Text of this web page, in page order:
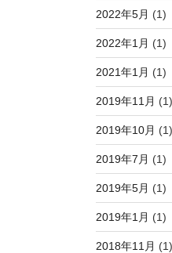
2022年5月 (1)
2022年1月 (1)
2021年1月 (1)
2019年11月 (1)
2019年10月 (1)
2019年7月 (1)
2019年5月 (1)
2019年1月 (1)
2018年11月 (1)